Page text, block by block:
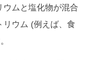
ムと塩化物が混合
リウム (例えば、食